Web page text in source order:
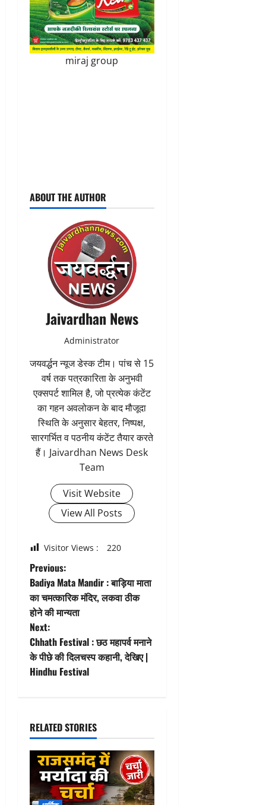
miraj group
ABOUT THE AUTHOR
Jaivardhan News
Administrator
जयवर्द्धन न्यूज डेस्क टीम। पांच से 15
वर्ष तक पत्रकारिता के अनुभवी
एक्सपर्ट शामिल है, जो प्रत्येक कंटेंट
का गहन अवलोकन के बाद मौजूदा
स्थिति के अनुसार बेहतर, निष्पक्ष,
सारगर्भित व पठनीय कंटेंट तैयार करते
हैं। Jaivardhan News Desk
Team
Visit Website
View All Posts
Visitor Views : 220
P
o
s
t
n
v
i
g
a
Previous:
Badiya Mata Mandir : बाड़िया माता
का चमत्कारिक मंदिर, लकवा ठीक
होने की मान्यता
Next:
Chhath Festival : छठ महापर्व मनाने
के पीछे की दिलचस्प कहानी, देखिए |
Hindhu Festival
RELATED STORIES